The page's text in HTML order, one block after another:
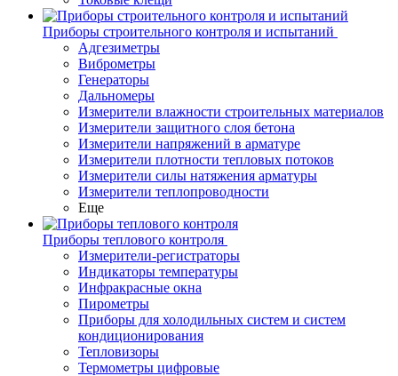
Приборы строительного контроля и испытаний
Адгезиметры
Виброметры
Генераторы
Дальномеры
Измерители влажности строительных материалов
Измерители защитного слоя бетона
Измерители напряжений в арматуре
Измерители плотности тепловых потоков
Измерители силы натяжения арматуры
Измерители теплопроводности
Еще
Приборы теплового контроля
Измерители-регистраторы
Индикаторы температуры
Инфракрасные окна
Пирометры
Приборы для холодильных систем и систем
кондиционирования
Тепловизоры
Термометры цифровые